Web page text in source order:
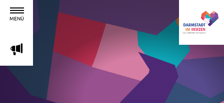
MENÜ
m